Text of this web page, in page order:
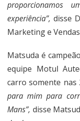
proporcionamos
experiência”, disse
Marketing e
Matsuda é
equipe Motul
carro somente nas
para mim para
Mans”, disse